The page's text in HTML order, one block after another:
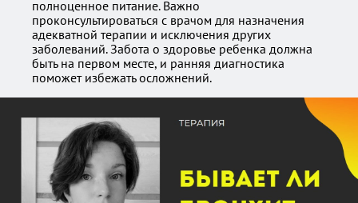
полноценное питание. Важно
проконсультироваться с врачом для назначения
адекватной терапии и исключения других
заболеваний. Забота о здоровье ребенка должна
быть на первом месте, и ранняя диагностика
поможет избежать осложнений.